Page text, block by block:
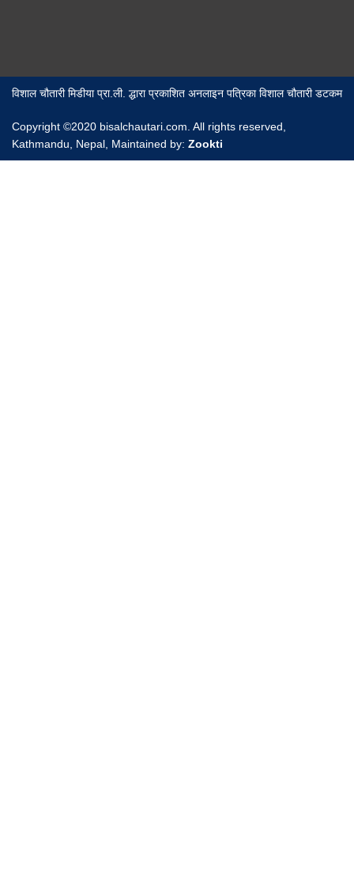
विशाल चौतारी मिडीया प्रा.ली. द्धारा प्रकाशित अनलाइन पत्रिका विशाल चौतारी डटकम
Copyright ©2020 bisalchautari.com. All rights reserved,
Kathmandu, Nepal, Maintained by: Zookti